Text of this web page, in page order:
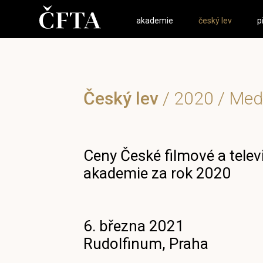
akademie český lev
Český lev / 2020 /
Ceny České filmové a
akademie za rok 2020
6. března 2021
Rudolfinum, Praha